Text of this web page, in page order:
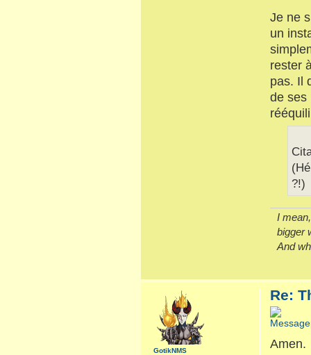
Je ne
un
rester
pas. Il
de ses
?!)
I
bigger
And
Re:
Amen.
GotikNMS